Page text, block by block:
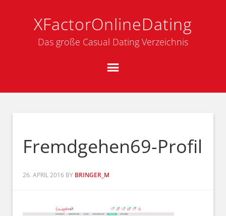
XFactorOnlineDating
Das große Casual Dating Verzeichnis
Fremdgehen69-Profil
26. APRIL 2016 BY BRINGER_M